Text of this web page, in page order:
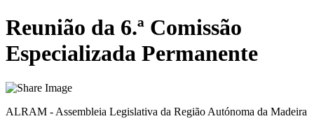
Reunião da 6.ª Comissão
Especializada Permanente
ALRAM - Assembleia Legislativa da Região Autónoma da Madeira